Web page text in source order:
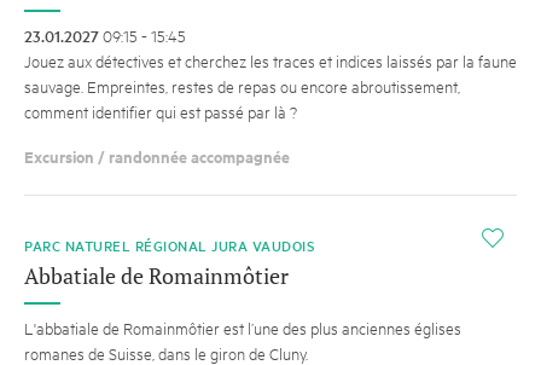
23.01.202709:15 - 15:45
Jouez aux détectives et cherchez les traces et indices laissés par la faune
sauvage. Empreintes, restes de repas ou encore abroutissement,
comment identifier qui est passé par là ?
Excursion / randonnée accompagnée
i
PARC NATUREL RÉGIONAL JURA VAUDOIS
Abbatiale de Romainmôtier
L'abbatiale de Romainmôtier est l’une des plus anciennes églises
romanes de Suisse, dans le giron de Cluny.